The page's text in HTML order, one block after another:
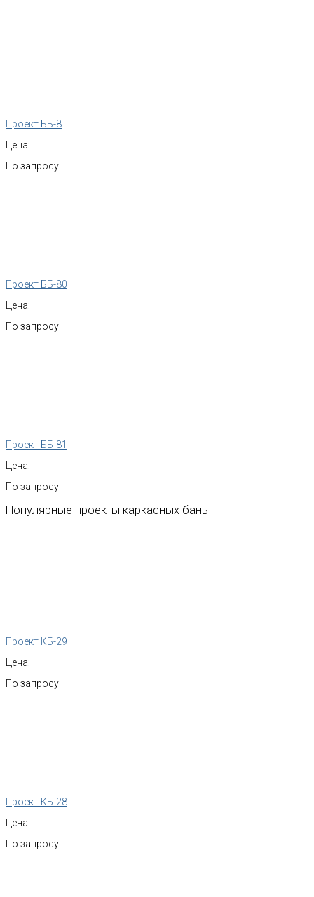
Проект ББ-8
Цена:
По запросу
Проект ББ-80
Цена:
По запросу
Проект ББ-81
Цена:
По запросу
Популярные проекты каркасных бань
Проект КБ-29
Цена:
По запросу
Проект КБ-28
Цена:
По запросу